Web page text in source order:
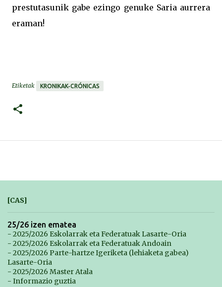
prestutasunik gabe ezingo genuke Saria aurrera
eraman!
Etiketak KRONIKAK-CRÓNICAS
[CAS]
25/26 izen ematea
- 2025/2026 Eskolarrak eta Federatuak Lasarte-Oria
- 2025/2026 Eskolarrak eta Federatuak Andoain
- 2025/2026 Parte-hartze Igeriketa (lehiaketa gabea)
Lasarte-Oria
- 2025/2026 Master Atala
- Informazio guztia